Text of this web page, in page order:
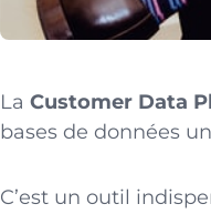
La Customer Data
bases de données
C’est un outil